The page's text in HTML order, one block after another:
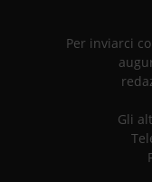
Per inviarci
Gli